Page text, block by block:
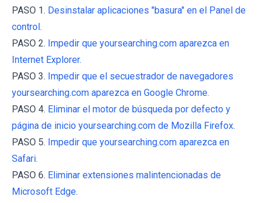
PASO 1. Desinstalar aplicaciones "basura" en el Panel de
control.
PASO 2. Impedir que yoursearching.com aparezca en
Internet Explorer.
PASO 3. Impedir que el secuestrador de navegadores
yoursearching.com aparezca en Google Chrome.
PASO 4. Eliminar el motor de búsqueda por defecto y
página de inicio yoursearching.com de Mozilla Firefox.
PASO 5. Impedir que yoursearching.com aparezca en
Safari.
PASO 6. Eliminar extensiones malintencionadas de
Microsoft Edge.